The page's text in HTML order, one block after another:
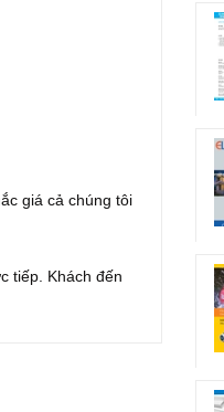
giá cả chúng tôi
tiếp. Khách đến